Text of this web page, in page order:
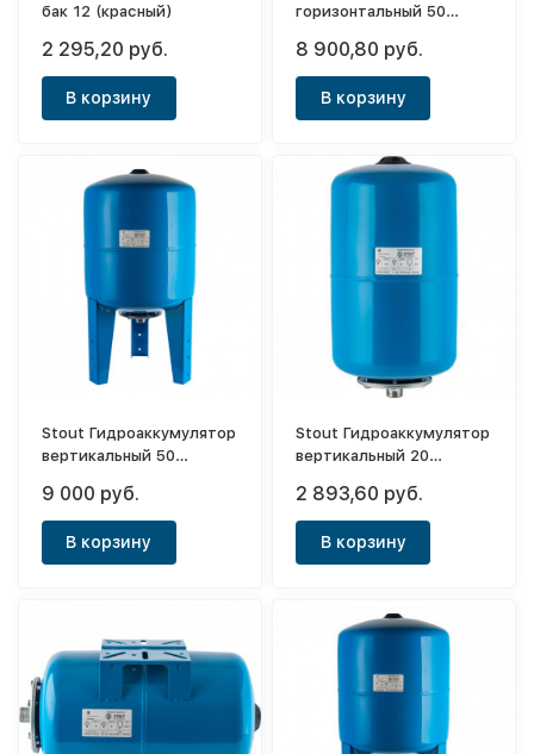
бак 12 (красный)
2 295,20 руб.
В корзину
горизонтальный 50
8 900,80 руб.
В корзину
Stout Гидроаккумулятор
вертикальный 50
9 000 руб.
В корзину
Stout Гидроаккумулятор
вертикальный 20
2 893,60 руб.
В корзину